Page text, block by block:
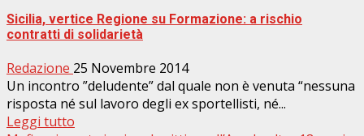
Sicilia, vertice Regione su Formazione: a rischio
contratti di solidarietà
Redazione 25 Novembre 2014
Un incontro ”deludente” dal quale non è venuta “nessuna
risposta né sul lavoro degli ex sportellisti, né...
Leggi tutto